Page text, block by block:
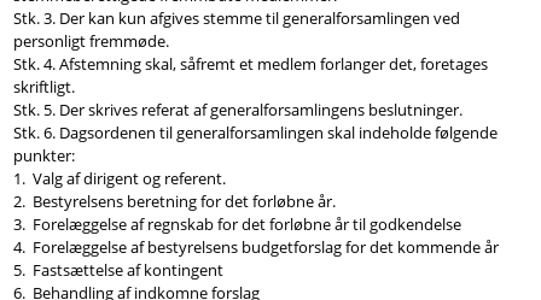
Stk. 3. Der kan kun afgives stemme til generalforsamlingen ved
personligt fremmøde.
Stk. 4. Afstemning skal, såfremt et medlem forlanger det, foretages
skriftligt.
Stk. 5. Der skrives referat af generalforsamlingens beslutninger.
Stk. 6. Dagsordenen til generalforsamlingen skal indeholde følgende
punkter:
1. Valg af dirigent og referent.
2. Bestyrelsens beretning for det forløbne år.
3. Forelæggelse af regnskab for det forløbne år til godkendelse
4. Forelæggelse af bestyrelsens budgetforslag for det kommende år
5. Fastsættelse af kontingent
6. Behandling af indkomne forslag